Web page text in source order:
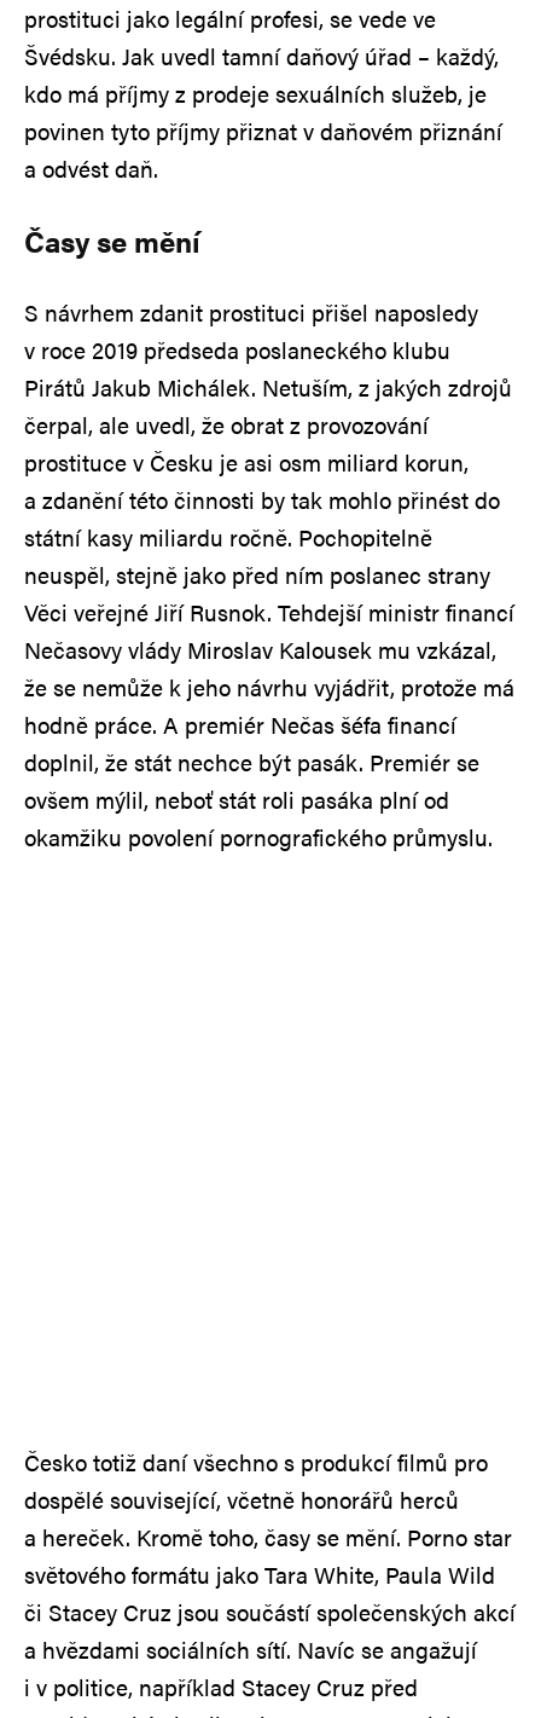
prostituci jako legální profesi, se vede ve
Švédsku. Jak uvedl tamní daňový úřad – každý,
kdo má příjmy z prodeje sexuálních služeb, je
povinen tyto příjmy přiznat v daňovém přiznání
a odvést daň.
Časy se mění
S návrhem zdanit prostituci přišel naposledy
v roce 2019 předseda poslaneckého klubu
Pirátů Jakub Michálek. Netuším, z jakých zdrojů
čerpal, ale uvedl, že obrat z provozování
prostituce v Česku je asi osm miliard korun,
a zdanění této činnosti by tak mohlo přinést do
státní kasy miliardu ročně. Pochopitelně
neuspěl, stejně jako před ním poslanec strany
Věci veřejné Jiří Rusnok. Tehdejší ministr financí
Nečasovy vlády Miroslav Kalousek mu vzkázal,
že se nemůže k jeho návrhu vyjádřit, protože má
hodně práce. A premiér Nečas šéfa financí
doplnil, že stát nechce být pasák. Premiér se
ovšem mýlil, neboť stát roli pasáka plní od
okamžiku povolení pornografického průmyslu.
Česko totiž daní všechno s produkcí filmů pro
dospělé související, včetně honorářů herců
a hereček. Kromě toho, časy se mění. Porno star
světového formátu jako Tara White, Paula Wild
či Stacey Cruz jsou součástí společenských akcí
a hvězdami sociálních sítí. Navíc se angažují
i v politice, například Stacey Cruz před